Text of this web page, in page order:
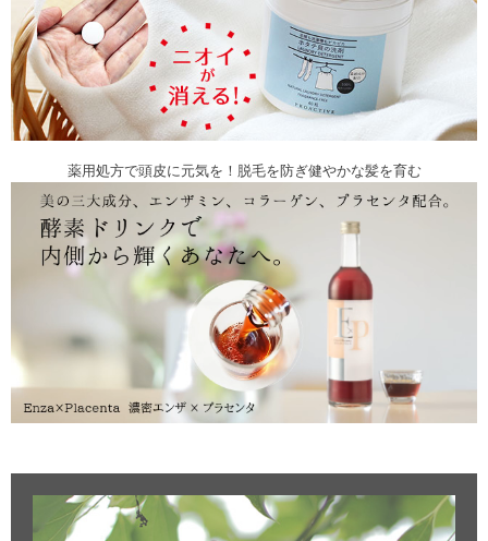
薬用処方で頭皮に元気を！脱毛を防ぎ健やかな髪を育む